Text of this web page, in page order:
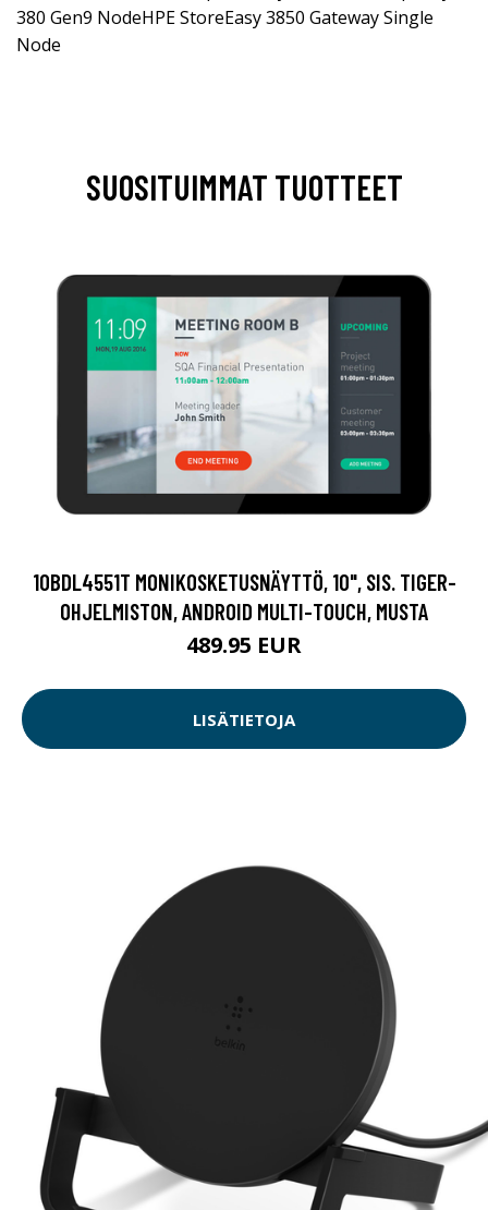
380 Gen9 NodeHPE StoreEasy 3850 Gateway Single
Node
SUOSITUIMMAT TUOTTEET
10BDL4551T MONIKOSKETUSNÄYTTÖ, 10", SIS. TIGER-
OHJELMISTON, ANDROID MULTI-TOUCH, MUSTA
489.95 EUR
LISÄTIETOJA